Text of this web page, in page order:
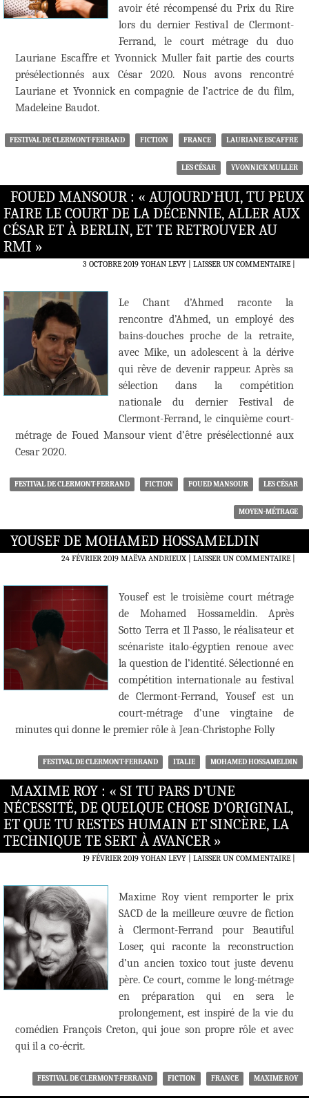
avoir été récompensé du Prix du Rire
lors du dernier Festival de Clermont-
Ferrand, le court métrage du duo
Lauriane Escaffre et Yvonnick Muller fait partie des courts
présélectionnés aux César 2020. Nous avons rencontré
Lauriane et Yvonnick en compagnie de l’actrice de du film,
Madeleine Baudot.
FESTIVAL DE CLERMONT-FERRAND FICTION FRANCE LAURIANE ESCAFFRE
LES CÉSAR YVONNICK MULLER
FOUED MANSOUR : « AUJOURD’HUI, TU PEUX
FAIRE LE COURT DE LA DÉCENNIE, ALLER AUX
CÉSAR ET À BERLIN, ET TE RETROUVER AU
RMI »
3 OCTOBRE 2019 YOHAN LEVY LAISSER UN COMMENTAIRE|
Le Chant d’Ahmed raconte la
rencontre d’Ahmed, un employé des
bains-douches proche de la retraite,
avec Mike, un adolescent à la dérive
qui rêve de devenir rappeur. Après sa
sélection dans la compétition
nationale du dernier Festival de
Clermont-Ferrand, le cinquième court-
métrage de Foued Mansour vient d’être présélectionné aux
Cesar 2020.
FESTIVAL DE CLERMONT-FERRAND FICTION FOUED MANSOUR LES CÉSAR
MOYEN-MÉTRAGE
YOUSEF DE MOHAMED HOSSAMELDIN
24 FÉVRIER 2019 MAËVA ANDRIEUX LAISSER UN COMMENTAIRE|
Yousef est le troisième court métrage
de Mohamed Hossameldin. Après
Sotto Terra et Il Passo, le réalisateur et
scénariste italo-égyptien renoue avec
la question de l’identité. Sélectionné en
compétition internationale au festival
de Clermont-Ferrand, Yousef est un
court-métrage d’une vingtaine de
minutes qui donne le premier rôle à Jean-Christophe Folly
FESTIVAL DE CLERMONT-FERRAND ITALIE MOHAMED HOSSAMELDIN
MAXIME ROY : « SI TU PARS D’UNE
NÉCESSITÉ, DE QUELQUE CHOSE D’ORIGINAL,
ET QUE TU RESTES HUMAIN ET SINCÈRE, LA
TECHNIQUE TE SERT À AVANCER »
19 FÉVRIER 2019 YOHAN LEVY LAISSER UN COMMENTAIRE|
Maxime Roy vient remporter le prix
SACD de la meilleure œuvre de fiction
à Clermont-Ferrand pour Beautiful
Loser, qui raconte la reconstruction
d’un ancien toxico tout juste devenu
père. Ce court, comme le long-métrage
en préparation qui en sera le
prolongement, est inspiré de la vie du
comédien François Creton, qui joue son propre rôle et avec
qui il a co-écrit.
FESTIVAL DE CLERMONT-FERRAND FICTION FRANCE MAXIME ROY